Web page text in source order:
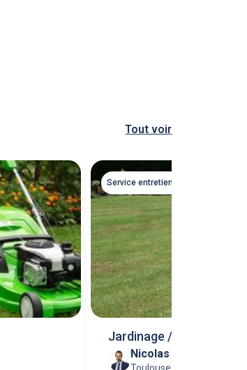
Tout voir
Service entretien espace vert
Jardinage / bricolage
Nicolas M